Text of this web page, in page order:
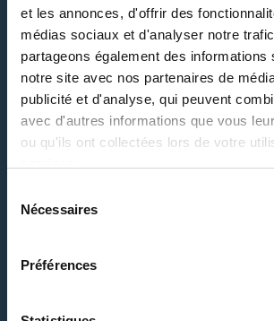
et les annonces, d'offrir des
médias sociaux et d'analyser notre
partageons également des informations
notre site avec nos partenaires de
publicité et d'analyse, qui peuvent
avec d'autres informations que vous
ou qu'ils ont collectées lors de votre
Nécessaires
Préférences
⩾ 2X 2 M